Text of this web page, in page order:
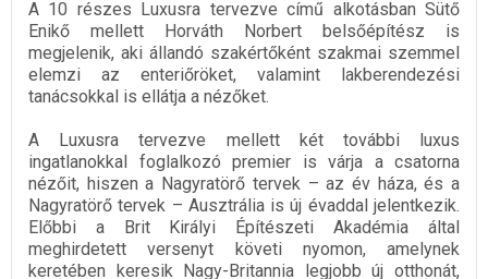
A 10 részes Luxusra tervezve című alkotásban Sütő
Enikő mellett Horváth Norbert belsőépítész is
megjelenik, aki állandó szakértőként szakmai szemmel
elemzi az enteriőröket, valamint lakberendezési
tanácsokkal is ellátja a nézőket.
A Luxusra tervezve mellett két további luxus
ingatlanokkal foglalkozó premier is várja a csatorna
nézőit, hiszen a Nagyratörő tervek – az év háza, és a
Nagyratörő tervek – Ausztrália is új évaddal jelentkezik.
Előbbi a Brit Királyi Építészeti Akadémia által
meghirdetett versenyt követi nyomon, amelynek
keretében keresik Nagy-Britannia legjobb új otthonát,